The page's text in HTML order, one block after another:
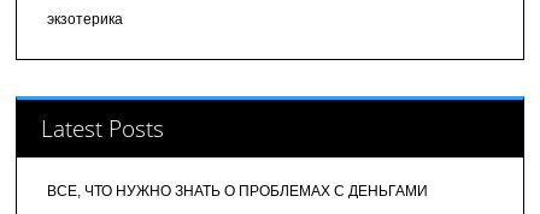
экзотерика
Latest Posts
ВСЕ, ЧТО НУЖНО ЗНАТЬ О ПРОБЛЕМАХ С ДЕНЬГАМИ